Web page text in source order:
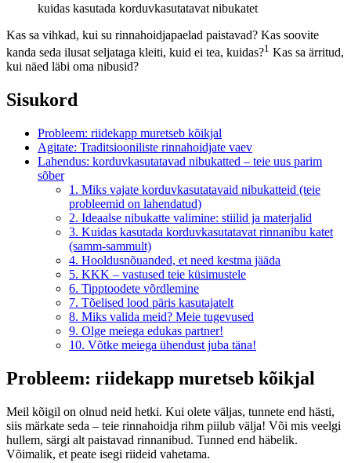
kuidas kasutada korduvkasutatavat nibukatet
Kas sa vihkad, kui su rinnahoidjapaelad paistavad? Kas soovite
kanda seda ilusat seljataga kleiti, kuid ei tea, kuidas?1 Kas sa ärritud,
kui näed läbi oma nibusid?
Sisukord
Probleem: riidekapp muretseb kõikjal
Agitate: Traditsiooniliste rinnahoidjate vaev
Lahendus: korduvkasutatavad nibukatted – teie uus parim
sõber
1. Miks vajate korduvkasutatavaid nibukatteid (teie
probleemid on lahendatud)
2. Ideaalse nibukatte valimine: stiilid ja materjalid
3. Kuidas kasutada korduvkasutatavat rinnanibu katet
(samm-sammult)
4. Hooldusnõuanded, et need kestma jääda
5. KKK – vastused teie küsimustele
6. Tipptoodete võrdlemine
7. Tõelised lood päris kasutajatelt
8. Miks valida meid? Meie tugevused
9. Olge meiega edukas partner!
10. Võtke meiega ühendust juba täna!
Probleem: riidekapp muretseb kõikjal
Meil kõigil on olnud neid hetki. Kui olete väljas, tunnete end hästi,
siis märkate seda – teie rinnahoidja rihm piilub välja! Või mis veelgi
hullem, särgi alt paistavad rinnanibud. Tunned end häbelik.
Võimalik, et peate isegi riideid vahetama.